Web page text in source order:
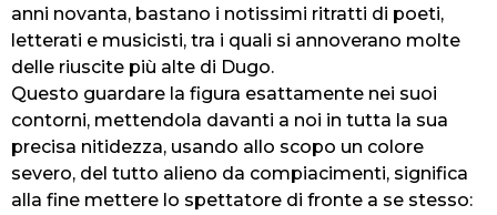
anni novanta, bastano i notissimi ritratti di poeti,
letterati e musicisti, tra i quali si annoverano molte
delle riuscite più alte di Dugo.
Questo guardare la figura esattamente nei suoi
contorni, mettendola davanti a noi in tutta la sua
precisa nitidezza, usando allo scopo un colore
severo, del tutto alieno da compiacimenti, significa
alla fine mettere lo spettatore di fronte a se stesso: